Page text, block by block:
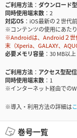
ご利用方法
ダウンロード
同時使用端末数
2
対応OS
iOS最新の２世代
※コンテンツの使用にあた
※Androidは、Android２世
末（Xperia、GALAXY、
必要メモリ容量
30 MB以上
ご利用方法
アクセス型配
同時使用端末数
1
※インターネット経由での
※導入・利用方法の詳細は
巻号一覧